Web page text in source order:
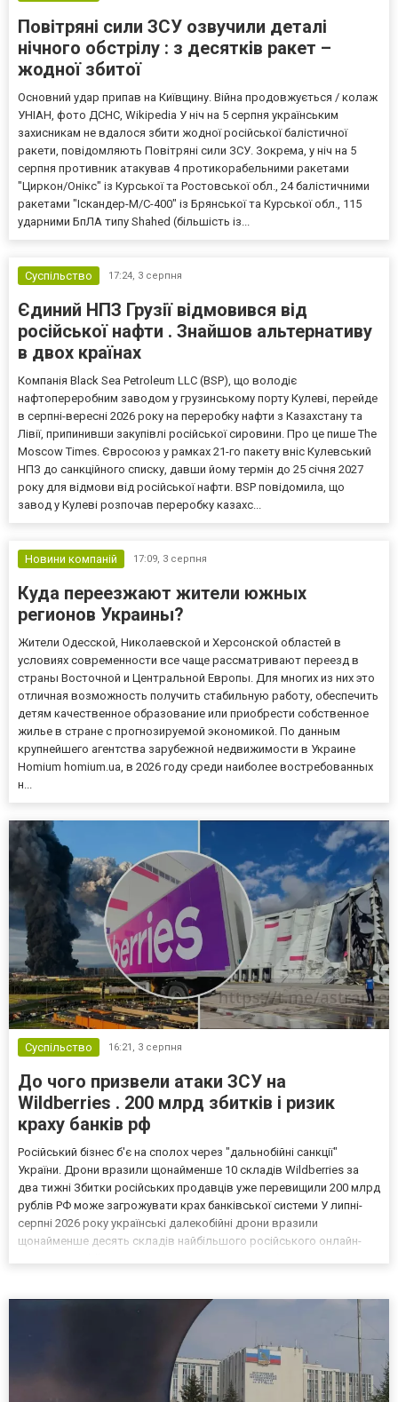
Повітряні сили ЗСУ озвучили деталі
нічного обстрілу : з десятків ракет –
жодної збитої
Основний удар припав на Київщину. Війна продовжується / колаж
УНІАН, фото ДСНС, Wikipedia У ніч на 5 серпня українським
захисникам не вдалося збити жодної російської балістичної
ракети, повідомляють Повітряні сили ЗСУ. Зокрема, у ніч на 5
серпня противник атакував 4 протикорабельними ракетами
"Циркон/Онікс" із Курської та Ростовської обл., 24 балістичними
ракетами "Іскандер-М/С-400" із Брянської та Курської обл., 115
ударними БпЛА типу Shahed (більшість із...
Суспільство 17:24, 3 серпня
Єдиний НПЗ Грузії відмовився від
російської нафти . Знайшов альтернативу
в двох країнах
Компанія Black Sea Petroleum LLC (BSP), що володіє
нафтопереробним заводом у грузинському порту Кулеві, перейде
в серпні-вересні 2026 року на переробку нафти з Казахстану та
Лівії, припинивши закупівлі російської сировини. Про це пише The
Moscow Times. Євросоюз у рамках 21-го пакету вніс Кулевський
НПЗ до санкційного списку, давши йому термін до 25 січня 2027
року для відмови від російської нафти. BSP повідомила, що
завод у Кулеві розпочав переробку казахс...
Новини компаній 17:09, 3 серпня
Куда переезжают жители южных
регионов Украины?
Жители Одесской, Николаевской и Херсонской областей в
условиях современности все чаще рассматривают переезд в
страны Восточной и Центральной Европы. Для многих из них это
отличная возможность получить стабильную работу, обеспечить
детям качественное образование или приобрести собственное
жилье в стране с прогнозируемой экономикой. По данным
крупнейшего агентства зарубежной недвижимости в Украине
Homium homium.ua, в 2026 году среди наиболее востребованных
н...
Суспільство 16:21, 3 серпня
До чого призвели атаки ЗСУ на
Wildberries . 200 млрд збитків і ризик
краху банків рф
Російський бізнес б'є на сполох через "дальнобійні санкції"
України. Дрони вразили щонайменше 10 складів Wildberries за
два тижні Збитки російських продавців уже перевищили 200 млрд
рублів РФ може загрожувати крах банківської системи У липні-
серпні 2026 року українські далекобійні дрони вразили
щонайменше десять складів найбільшого російського онлайн-